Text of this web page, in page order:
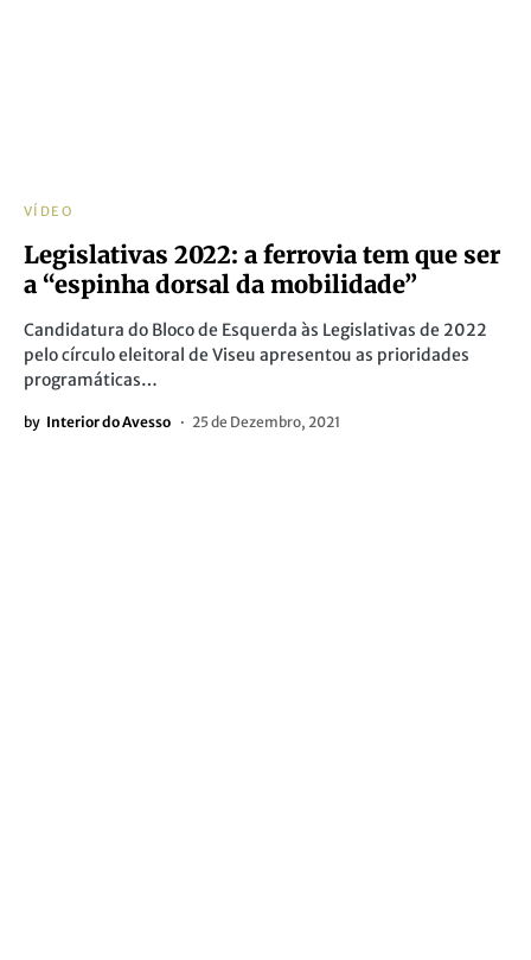
VÍDEO
Legislativas 2022: a ferrovia tem que ser
a “espinha dorsal da mobilidade”
Candidatura do Bloco de Esquerda às Legislativas de 2022
pelo círculo eleitoral de Viseu apresentou as prioridades
programáticas…
by Interior do Avesso 25 de Dezembro, 2021